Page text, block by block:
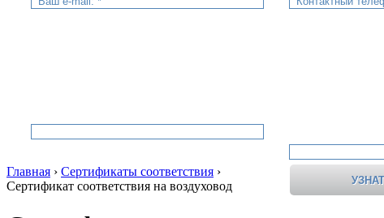
Главная › Сертификаты соответствия ›
Сертификат соответствия на воздуховод